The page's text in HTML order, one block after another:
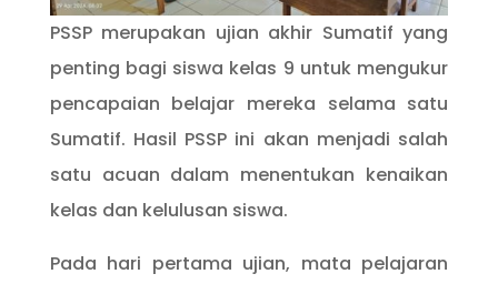
PSSP merupakan ujian akhir Sumatif yang
penting bagi siswa kelas 9 untuk mengukur
pencapaian belajar mereka selama satu
Sumatif. Hasil PSSP ini akan menjadi salah
satu acuan dalam menentukan kenaikan
kelas dan kelulusan siswa.
Pada hari pertama ujian, mata pelajaran